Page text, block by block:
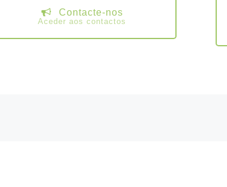
Contacte-nos
Aceder aos contactos